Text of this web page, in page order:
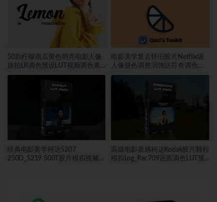
50款柠檬南瓜黄色明亮电影人像
旅拍LR调色预设LUT视频调色素
材
电影美学复古怀旧胶片Netflix级
人像肤色调整润饰达芬奇调色
DCTL插件
经典电影美学柯达5207
250D_5219 500T胶片模拟视频色
高级电影质感柯达Kodak胶片颗粒
模拟Log_Rec709还原调色LUT预